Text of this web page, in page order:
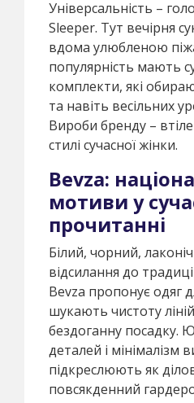
Універсальність –
Sleeper. Тут вечірня
вдома улюбленою
популярність мають
комплекти, які
та навіть весільних
Вироби бренду –
стилі сучасної жінки.
Bevza:
мотиви у
прочитанні
Білий, чорний,
відсилання до
Bevza пропонує одяг
шукають чистоту
бездоганну посадку.
деталей і мінімалізм
підкреслюють як
повсякденний